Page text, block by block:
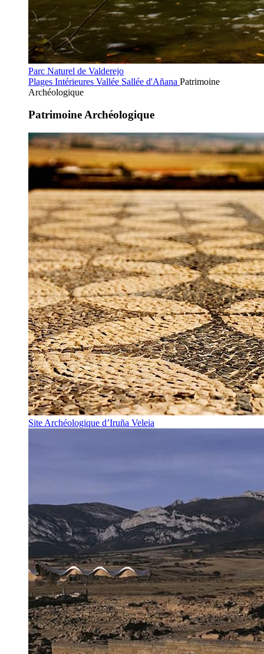
Parc Naturel de Valderejo
Plages Intérieures Vallée Sallée d'Añana Patrimoine
Archéologique
Patrimoine Archéologique
Site Archéologique d’Iruña Veleia